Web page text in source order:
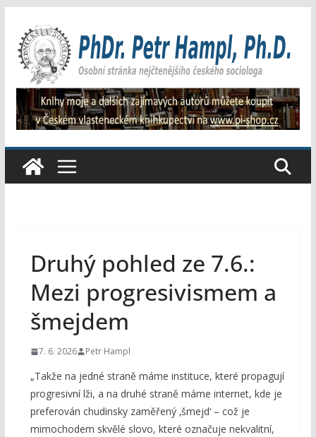
obsah
Druhý pohled ze 7.6.:
Mezi progresivismem a
šmejdem
7. 6. 2026 Petr Hampl
„Takže na jedné straně máme instituce, které propagují
progresivní lži, a na druhé straně máme internet, kde je
preferován chudinsky zaměřený ‚šmejd‘ – což je
mimochodem skvělé slovo, které označuje nekvalitní,